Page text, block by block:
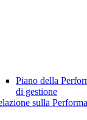
Piano della
di gestione
sulla